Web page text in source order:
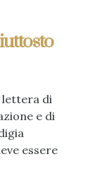
lettera di
e di
essere